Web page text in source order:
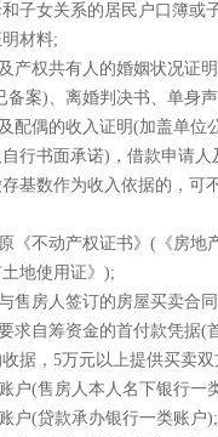
子女关系的居民户口簿或
材料;
产权共有人的婚姻状况证
备案)、离婚判决书、单身
配偶的收入证明(加盖单位
行书面承诺)，借款申请人
基数作为收入依据的，可
《不动产权证书》(《房地
地使用证》);
售房人签订的房屋买卖合
求自筹资金的首付款凭据(
据，5万元以上提供买卖
户(售房人本人名下银行一
户(贷款承办银行一类账户);